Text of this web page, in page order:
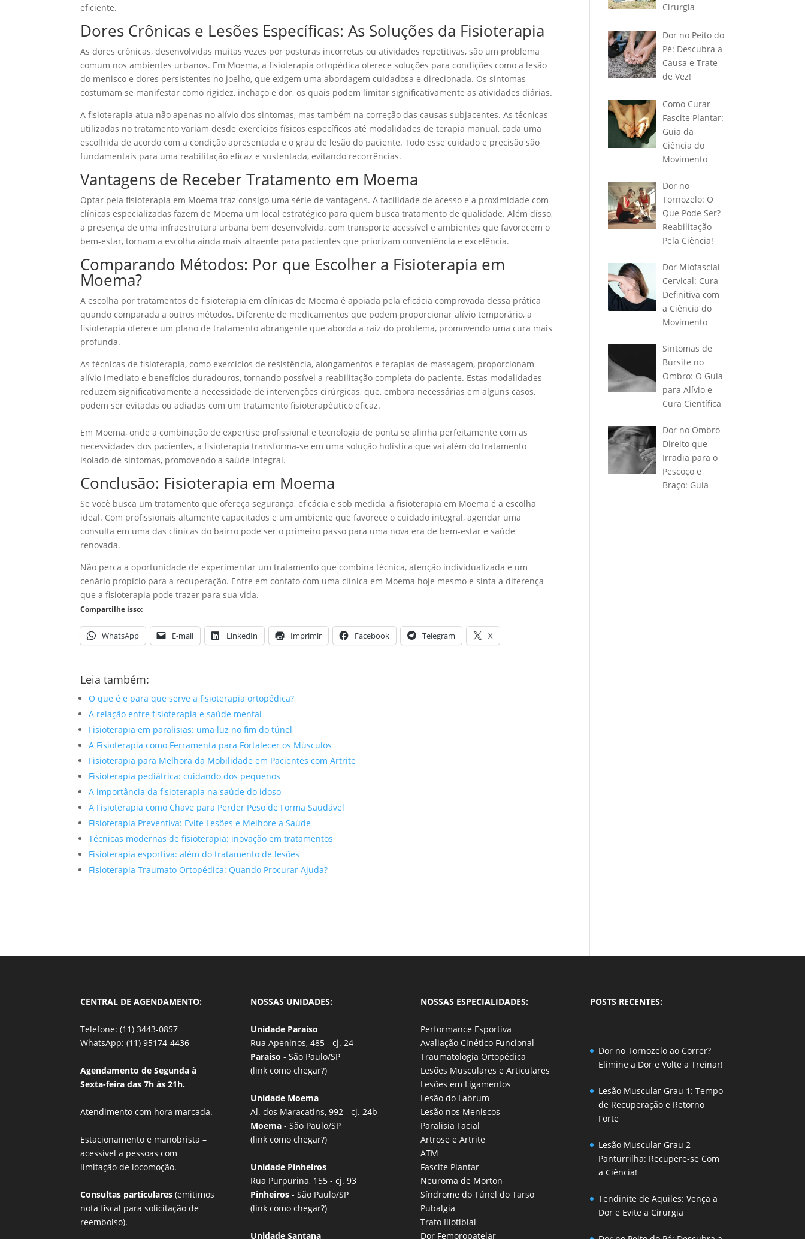
eficiente.
Dores Crônicas e Lesões Específicas: As Soluções da Fisioterapia
As dores crônicas, desenvolvidas muitas vezes por posturas incorretas ou atividades repetitivas, são um problema
comum nos ambientes urbanos. Em Moema, a fisioterapia ortopédica oferece soluções para condições como a lesão
do menisco e dores persistentes no joelho, que exigem uma abordagem cuidadosa e direcionada. Os sintomas
costumam se manifestar como rigidez, inchaço e dor, os quais podem limitar significativamente as atividades diárias.
A fisioterapia atua não apenas no alívio dos sintomas, mas também na correção das causas subjacentes. As técnicas
utilizadas no tratamento variam desde exercícios físicos específicos até modalidades de terapia manual, cada uma
escolhida de acordo com a condição apresentada e o grau de lesão do paciente. Todo esse cuidado e precisão são
fundamentais para uma reabilitação eficaz e sustentada, evitando recorrências.
Vantagens de Receber Tratamento em Moema
Optar pela fisioterapia em Moema traz consigo uma série de vantagens. A facilidade de acesso e a proximidade com
clínicas especializadas fazem de Moema um local estratégico para quem busca tratamento de qualidade. Além disso,
a presença de uma infraestrutura urbana bem desenvolvida, com transporte acessível e ambientes que favorecem o
bem-estar, tornam a escolha ainda mais atraente para pacientes que priorizam conveniência e excelência.
Comparando Métodos: Por que Escolher a Fisioterapia em
Moema?
A escolha por tratamentos de fisioterapia em clínicas de Moema é apoiada pela eficácia comprovada dessa prática
quando comparada a outros métodos. Diferente de medicamentos que podem proporcionar alívio temporário, a
fisioterapia oferece um plano de tratamento abrangente que aborda a raiz do problema, promovendo uma cura mais
profunda.
As técnicas de fisioterapia, como exercícios de resistência, alongamentos e terapias de massagem, proporcionam
alívio imediato e benefícios duradouros, tornando possível a reabilitação completa do paciente. Estas modalidades
reduzem significativamente a necessidade de intervenções cirúrgicas, que, embora necessárias em alguns casos,
podem ser evitadas ou adiadas com um tratamento fisioterapêutico eficaz.
Em Moema, onde a combinação de expertise profissional e tecnologia de ponta se alinha perfeitamente com as
necessidades dos pacientes, a fisioterapia transforma-se em uma solução holística que vai além do tratamento
isolado de sintomas, promovendo a saúde integral.
Conclusão: Fisioterapia em Moema
Se você busca um tratamento que ofereça segurança, eficácia e sob medida, a fisioterapia em Moema é a escolha
ideal. Com profissionais altamente capacitados e um ambiente que favorece o cuidado integral, agendar uma
consulta em uma das clínicas do bairro pode ser o primeiro passo para uma nova era de bem-estar e saúde
renovada.
Não perca a oportunidade de experimentar um tratamento que combina técnica, atenção individualizada e um
cenário propício para a recuperação. Entre em contato com uma clínica em Moema hoje mesmo e sinta a diferença
que a fisioterapia pode trazer para sua vida.
Compartilhe isso:
WhatsApp E-mail LinkedIn Imprimir Facebook Telegram X
Leia também:
O que é e para que serve a fisioterapia ortopédica?
A relação entre fisioterapia e saúde mental
Fisioterapia em paralisias: uma luz no fim do túnel
A Fisioterapia como Ferramenta para Fortalecer os Músculos
Fisioterapia para Melhora da Mobilidade em Pacientes com Artrite
Fisioterapia pediátrica: cuidando dos pequenos
A importância da fisioterapia na saúde do idoso
A Fisioterapia como Chave para Perder Peso de Forma Saudável
Fisioterapia Preventiva: Evite Lesões e Melhore a Saúde
Técnicas modernas de fisioterapia: inovação em tratamentos
Fisioterapia esportiva: além do tratamento de lesões
Fisioterapia Traumato Ortopédica: Quando Procurar Ajuda?
Cirurgia
Dor no Peito do
Pé: Descubra a
Causa e Trate
de Vez!
Como Curar
Fascite Plantar:
Guia da
Ciência do
Movimento
Dor no
Tornozelo: O
Que Pode Ser?
Reabilitação
Pela Ciência!
Dor Miofascial
Cervical: Cura
Definitiva com
a Ciência do
Movimento
Sintomas de
Bursite no
Ombro: O Guia
para Alívio e
Cura Científica
Dor no Ombro
Direito que
Irradia para o
Pescoço e
Braço: Guia
CENTRAL DE AGENDAMENTO:
Telefone: (11) 3443-0857
WhatsApp: (11) 95174-4436
Agendamento de Segunda à
Sexta-feira das 7h às 21h.
Atendimento com hora marcada.
Estacionamento e manobrista –
acessível a pessoas com
limitação de locomoção.
Consultas particulares(emitimos
nota fiscal para solicitação de
reembolso).
NOSSAS UNIDADES:
Unidade Paraíso
Rua Apeninos, 485 - cj. 24
Paraiso - São Paulo/SP
(link como chegar?)
Unidade Moema
Al. dos Maracatins, 992 - cj. 24b
Moema - São Paulo/SP
(link como chegar?)
Unidade Pinheiros
Rua Purpurina, 155 - cj. 93
Pinheiros - São Paulo/SP
(link como chegar?)
Unidade Santana
NOSSAS ESPECIALIDADES:
Performance Esportiva
Avaliação Cinético Funcional
Traumatologia Ortopédica
Lesões Musculares e Articulares
Lesões em Ligamentos
Lesão do Labrum
Lesão nos Meniscos
Paralisia Facial
Artrose e Artrite
ATM
Fascite Plantar
Neuroma de Morton
Síndrome do Túnel do Tarso
Pubalgia
Trato Iliotibial
Dor Femoropatelar
POSTS RECENTES:
Dor no Tornozelo ao Correr?
Elimine a Dor e Volte a Treinar!
Lesão Muscular Grau 1: Tempo
de Recuperação e Retorno
Forte
Lesão Muscular Grau 2
Panturrilha: Recupere-se Com
a Ciência!
Tendinite de Aquiles: Vença a
Dor e Evite a Cirurgia